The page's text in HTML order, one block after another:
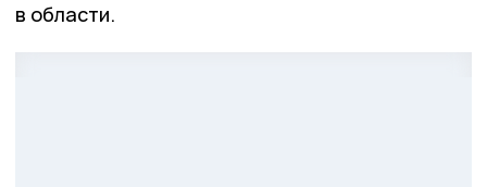
в области.